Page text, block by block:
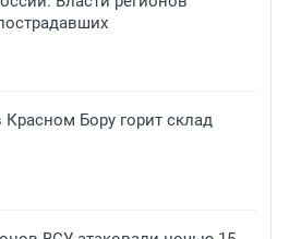
Красном Бору горит склад